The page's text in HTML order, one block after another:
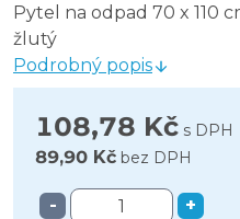
Pytel na odpad 70 x 110
žlutý
Podrobný popis
108,78 Kč s DPH
89,90 Kč bez DPH
- +